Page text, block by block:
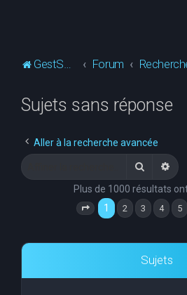
GestSup.fr Forum
Sujets sans réponse
Aller à la recherche avancée
Plus de 1000 résultats
Page 1 sur40
1 2 3 4 5
Sujets